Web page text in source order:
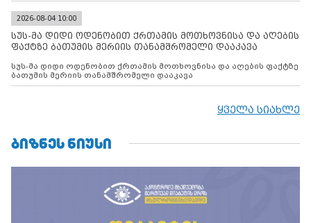
2026-08-04 10:00
სუს-მა დიდი ოდენობით ქრთამის მოთხოვნისა და აღების
ფაქტზე ბათუმის მერიის თანამშრომელი დააკავა
სუს-მა დიდი ოდენობით ქრთამის მოთხოვნისა და აღების ფაქტზე
ბათუმის მერიის თანამშრომელი დააკავა
ყველა სიახლე
ᲑᲘᲖᲜᲔᲡ ᲜᲘᲣᲡᲘ